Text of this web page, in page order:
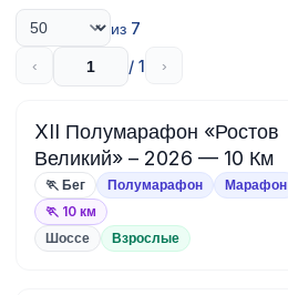
из 7
‹ / 1 ›
XII Полумарафон «Ростов
Великий» – 2026 — 10 Км
🏃 Бег Полумарафон
Марафон
🏃 10 км
Шоссе Взрослые